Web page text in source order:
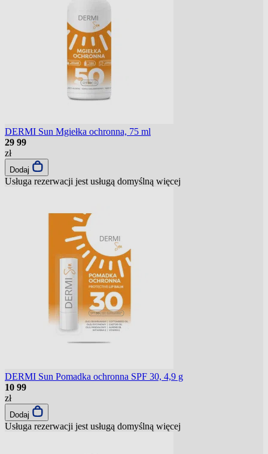
DERMI Sun Mgiełka ochronna, 75 ml
29 99
zł
Dodaj
Usługa rezerwacji jest usługą domyślną więcej
DERMI Sun Pomadka ochronna SPF 30, 4,9 g
10 99
zł
Dodaj
Usługa rezerwacji jest usługą domyślną więcej